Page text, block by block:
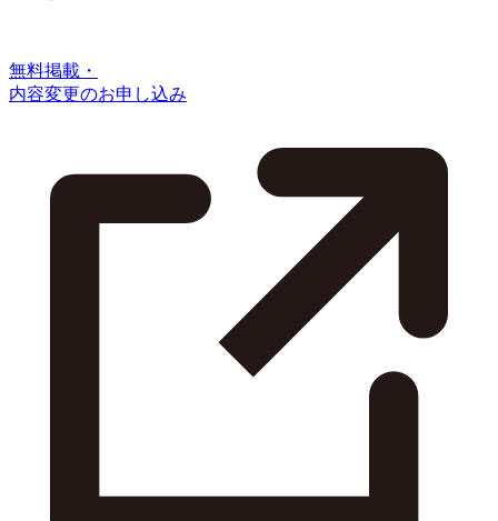
無料掲載・
内容変更のお申し込み